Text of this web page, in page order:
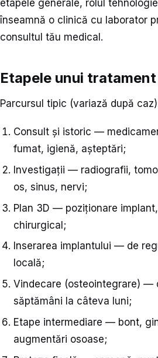
etapele generale, rolul
înseamnă o clinică cu laborator
consultul tău medical.
Etapele unui
Parcursul tipic (variază după
Consult și istoric —
fumat, igienă, așteptări;
Investigații — radiografii,
os, sinus, nervi;
Plan 3D — poziționare
chirurgical;
Inserarea implantului — de
locală;
Vindecare (osteointegrare) —
săptămâni la câteva luni;
Etape intermediare — bont,
augmentări osoase;